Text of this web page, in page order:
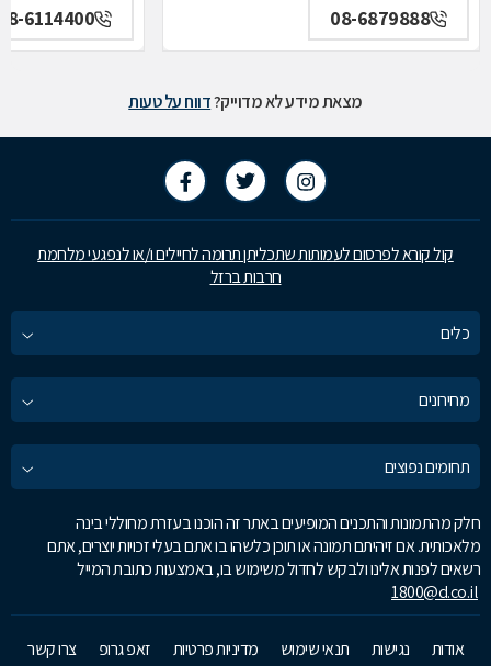
08-6879888
6114400
מצאת מידע לא מדוייק?דווח על טעות
קול קורא לפרסום לעמותות שתכליתן תרומה לחיילים ו/או לנפגעי מלחמת
חרבות ברזל
כלים
מחירונים
תחומים נפוצים
חלק מהתמונות והתכנים המופיעים באתר זה הוכנו בעזרת מחוללי בינה
מלאכותית. אם זיהיתם תמונה או תוכן כלשהו בו אתם בעלי זכויות יוצרים, אתם
רשאים לפנות אלינו ולבקש לחדול משימוש בו, באמצעות כתובת המייל
1800@d.co.il
אודות נגישות תנאי שימוש מדיניות פרטיות זאפ גרופ צרו קשר